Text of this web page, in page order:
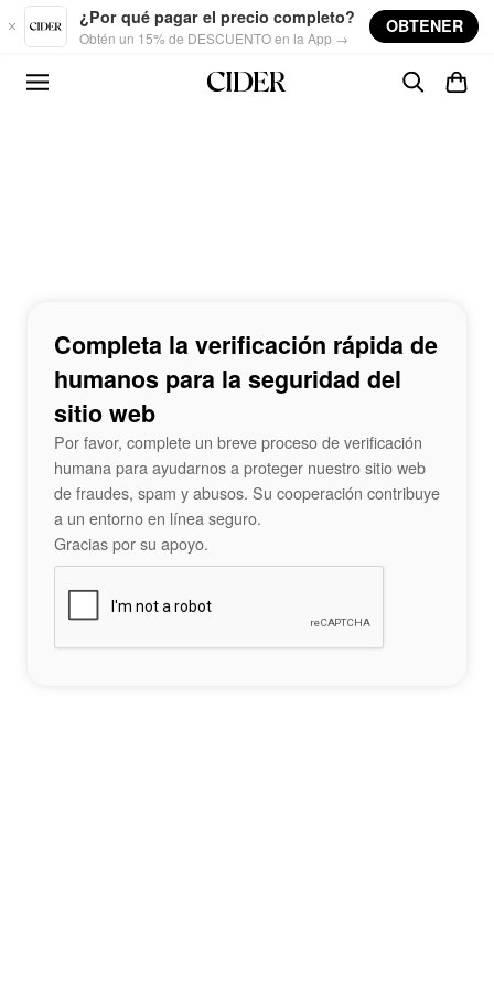
Skip to main content
¿Por qué pagar el precio completo?
Obtén un 15% de DESCUENTO en la App →
OBTENER
Completa la verificación rápida de
humanos para la seguridad del
sitio web
Por favor, complete un breve proceso de verificación
humana para ayudarnos a proteger nuestro sitio web
de fraudes, spam y abusos. Su cooperación contribuye
a un entorno en línea seguro.
Gracias por su apoyo.